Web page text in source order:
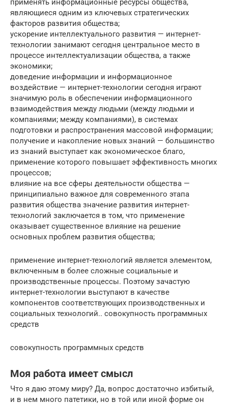
применять информационные ресурсы общества,
являющиеся одним из ключевых стратегических
факторов развития общества;
ускорение интеллектуального развития — интернет-
технологии занимают сегодня центральное место в
процессе интеллектуализации общества, а также
экономики;
доведение информации и информационное
воздействие — интернет-технологии сегодня играют
значимую роль в обеспечении информационного
взаимодействия между людьми (между людьми и
компаниями; между компаниями), в системах
подготовки и распространения массовой информации;
получение и накопление новых знаний — большинство
из знаний выступает как экономическое благо,
применение которого повышает эффективность многих
процессов;
влияние на все сферы деятельности общества —
принципиально важное для современного этапа
развития общества значение развития интернет-
технологий заключается в том, что применение
оказывает существенное влияние на решение
основных проблем развития общества;
применение интернет-технологий является элементом,
включенным в более сложные социальные и
производственные процессы. Поэтому зачастую
интернет-технологии выступают в качестве
компонентов соответствующих производственных и
социальных технологий.. совокупность программных
средств
совокупность программных средств
Моя работа имеет смысл
Что я даю этому миру? Да, вопрос достаточно избитый,
и в нем много патетики, но в той или иной форме он